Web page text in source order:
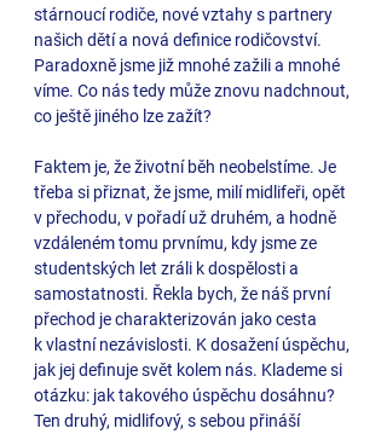
stárnoucí rodiče, nové vztahy s partnery
našich dětí a nová definice rodičovství.
Paradoxně jsme již mnohé zažili a mnohé
víme. Co nás tedy může znovu nadchnout,
co ještě jiného lze zažít?
Faktem je, že životní běh neobelstíme. Je
třeba si přiznat, že jsme, milí midlifeři, opět
v přechodu, v pořadí už druhém, a hodně
vzdáleném tomu prvnímu, kdy jsme ze
studentských let zráli k dospělosti a
samostatnosti. Řekla bych, že náš první
přechod je charakterizován jako cesta
k vlastní nezávislosti. K dosažení úspěchu,
jak jej definuje svět kolem nás. Klademe si
otázku: jak takového úspěchu dosáhnu?
Ten druhý, midlifový, s sebou přináší